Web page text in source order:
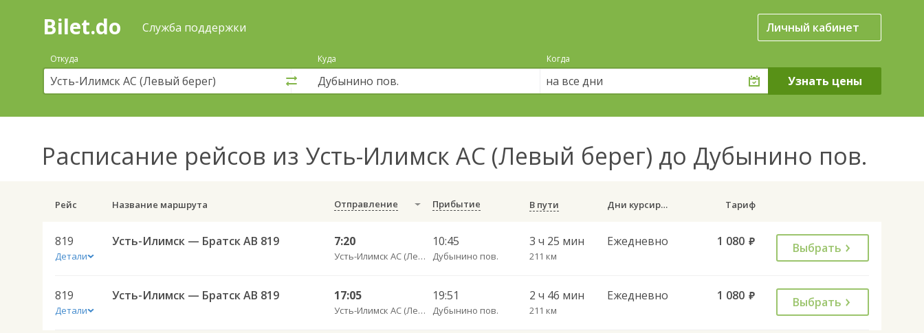
Поиск
покупка
билетов
автобус
онлайн
Bilet.do Служба поддержки Личный кабинет
Откуда Куда Когда
на все дни
Расписание рейсов из Усть-Илимск АС (Левый берег) до Дубынино пов.
Рейс Название маршрута Отправление Прибытие В пути Дни курсирования Тариф
819
Детали
Усть-Илимск — Братск АВ 819 7:20
Усть-Илимск АС (Левый берег)
10:45
Дубынино пов.
3 ч 25 мин
211 км
Ежедневно 1 080 руб. Выбрать
819
Детали
Усть-Илимск — Братск АВ 819 17:05
Усть-Илимск АС (Левый берег)
19:51
Дубынино пов.
2 ч 46 мин
211 км
Ежедневно 1 080 руб. Выбрать